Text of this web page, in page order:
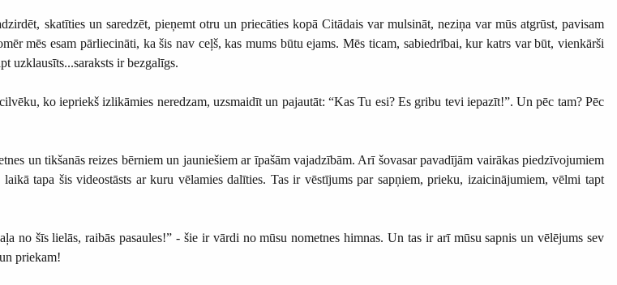
skatīties un saredzēt, pieņemt otru un priecāties kopā Citādais var mulsināt, neziņa var mūs atgrūst, pavisam
mēs esam pārliecināti, ka šis nav ceļš, kas mums būtu ejams. Mēs ticam, sabiedrībai, kur katrs var būt, vienkārši
uzklausīts...saraksts ir bezgalīgs.
ko iepriekš izlikāmies neredzam, uzsmaidīt un pajautāt: “Kas Tu esi? Es gribu tevi iepazīt!”. Un pēc tam? Pēc
un tikšanās reizes bērniem un jauniešiem ar īpašām vajadzībām. Arī šovasar pavadījām vairākas piedzīvojumiem
tapa šis videostāsts ar kuru vēlamies dalīties. Tas ir vēstījums par sapņiem, prieku, izaicinājumiem, vēlmi tapt
no šīs lielās, raibās pasaules!” - šie ir vārdi no mūsu nometnes himnas. Un tas ir arī mūsu sapnis un vēlējums sev
priekam!